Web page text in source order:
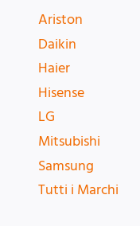
Ariston
Daikin
Haier
Hisense
LG
Mitsubishi
Samsung
Tutti i Marchi